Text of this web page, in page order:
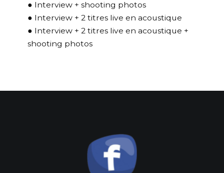
● Interview + shooting photos
● Interview + 2 titres live en acoustique
● Interview + 2 titres live en acoustique +
shooting photos